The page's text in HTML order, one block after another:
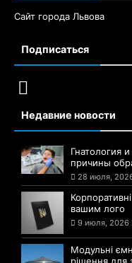
Сайт города Львова
Подписаться
Недавние новости
Гнатология
причины
28 июля,
вашим лого
9 июля, 2026
Модульні